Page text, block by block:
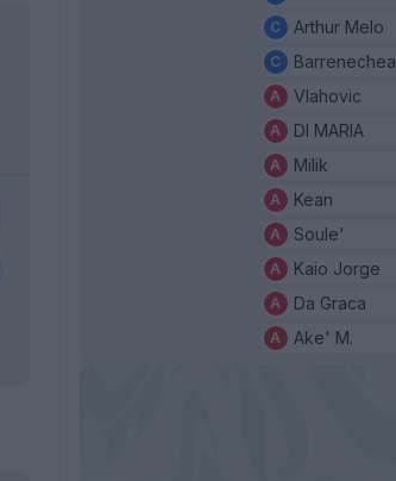
Arthur Melo
Barrenechea
Vlahovic
DI MARIA
Milik
Kean
Soule'
Kaio Jorge
Da Graca
Ake' M.